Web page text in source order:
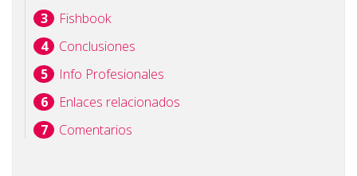
Fishbook
Conclusiones
Info Profesionales
Enlaces relacionados
Comentarios